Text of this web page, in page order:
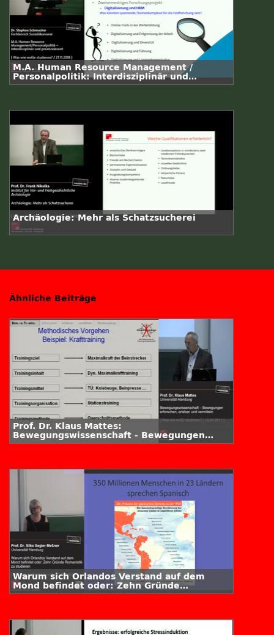
M.A. Human Resource Management /
Personalpolitik: Interdisziplinär und
praxisrelevant
Archäologie: Mehr als Schatzsucherei
Ähnliche Beiträge
Prof. Dr. Klaus Mattes:
Bewegungswissenschaft - Bewegungen
erforschen, erleben und vermitteln
Warum sich Orlandos Verstand auf dem
Mond befindet oder: Zehn Gründe
Romanistik zu studieren